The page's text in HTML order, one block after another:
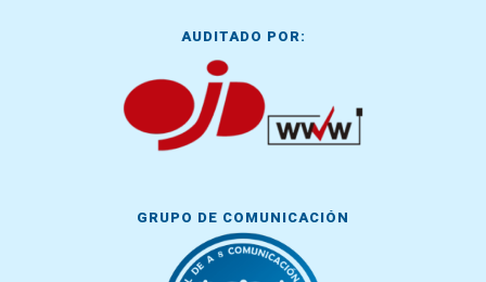
AUDITADO POR:
GRUPO DE COMUNICACIÓN